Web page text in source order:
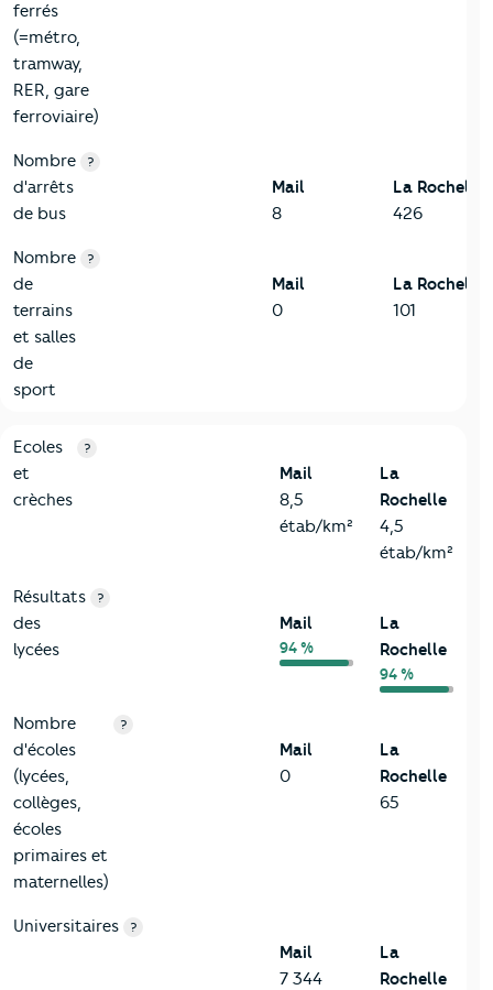
ferrés
(=métro,
tramway,
RER, gare
ferroviaire)
Nombre
d'arrêts
de bus
?
Mail
8
La Rochelle
426
Nombre
de
terrains
et salles
de
sport
?
Mail
0
La Rochelle
101
4-Education
Critères
Ecoles
et
crèches
?
Mail
8,5
étab/km²
La
Rochelle
4,5
étab/km²
Résultats
des
lycées
?
Mail
94 %
La
Rochelle
94 %
Nombre
d'écoles
(lycées,
collèges,
écoles
primaires et
maternelles)
?
Mail
0
La
Rochelle
65
Universitaires ?
Mail
7 344
La
Rochelle